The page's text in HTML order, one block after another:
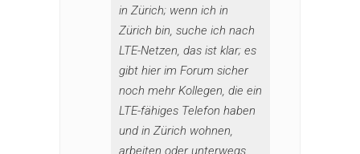
in Zürich; wenn ich in
Zürich bin, suche ich nach
LTE-Netzen, das ist klar; es
gibt hier im Forum sicher
noch mehr Kollegen, die ein
LTE-fähiges Telefon haben
und in Zürich wohnen,
arbeiten oder unterwegs